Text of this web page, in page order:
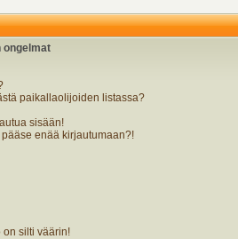
ongelmat
paikallaolijoiden listassa?
sisään!
enää kirjautumaan?!
on silti väärin!